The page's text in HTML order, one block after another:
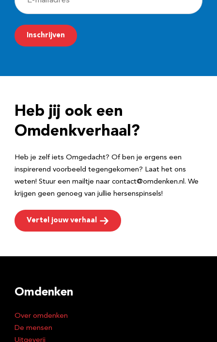
-
m
a
r
e
Inschrijven
Heb jij ook een
Omdenkverhaal?
Heb je zelf iets Omgedacht? Of ben je ergens een
inspirerend voorbeeld tegengekomen? Laat het ons
weten! Stuur een mailtje naar contact@omdenken.nl. We
krijgen geen genoeg van jullie hersenspinsels!
Vertel jouw verhaal
Omdenken
Over omdenken
De mensen
Uitgeverij